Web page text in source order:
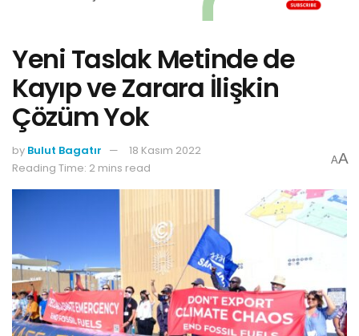
Yeni Taslak Metinde de
Kayıp ve Zarara İlişkin
Çözüm Yok
by Bulut Bagatır
18 Kasım 2022
Reading Time: 2 mins read
AA